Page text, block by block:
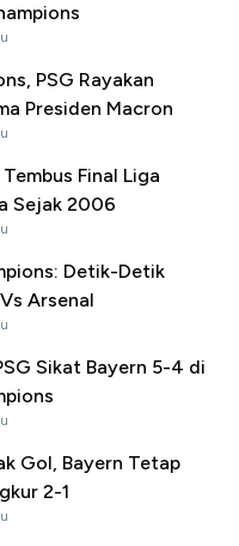
PSG Rayakan
Presiden Macron
Final Liga
Sejak 2006
Detik-Detik
Arsenal
Sikat Bayern 5-4 di
Gol, Bayern Tetap
2-1